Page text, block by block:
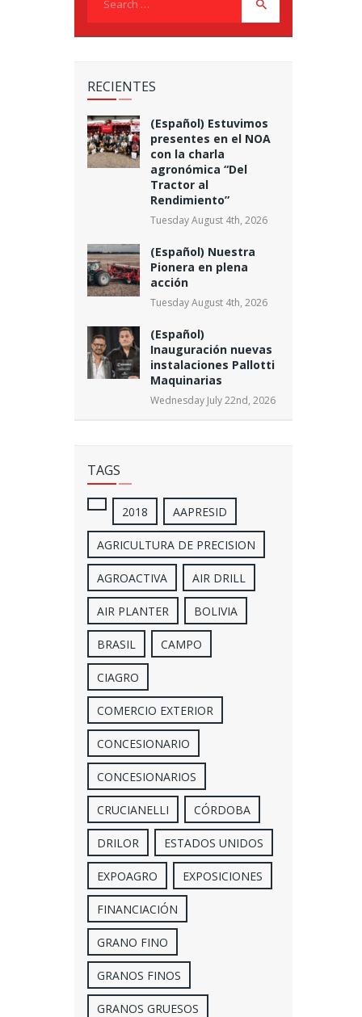
RECIENTES
(Español) Estuvimos
presentes en el NOA
con la charla
agronómica “Del
Tractor al
Rendimiento”
Tuesday August 4th, 2026
(Español) Nuestra
Pionera en plena
acción
Tuesday August 4th, 2026
(Español)
Inauguración nuevas
instalaciones Pallotti
Maquinarias
Wednesday July 22nd, 2026
TAGS
2018 AAPRESID
AGRICULTURA DE PRECISION
AGROACTIVA AIR DRILL
AIR PLANTER BOLIVIA
BRASIL CAMPO
CIAGRO
COMERCIO EXTERIOR
CONCESIONARIO
CONCESIONARIOS
CRUCIANELLI CÓRDOBA
DRILOR ESTADOS UNIDOS
EXPOAGRO EXPOSICIONES
FINANCIACIÓN
GRANO FINO
GRANOS FINOS
GRANOS GRUESOS